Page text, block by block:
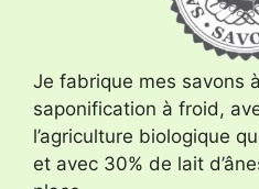
Je fabrique mes savons
saponification à froid,
l’agriculture biologique
et avec 30% de lait